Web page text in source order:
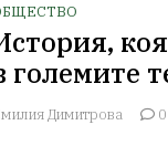
големите
Димитрова 0